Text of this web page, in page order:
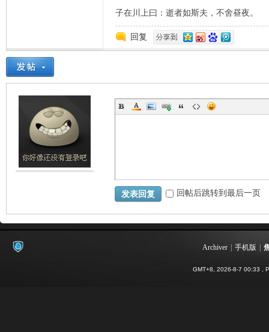
子在川上曰：逝者如斯夫，不舍昼夜。
回复
发表回复 回帖后跳转到最后一页
Archiver | 手机版 |
GMT+8, 2026-8-7 00:33 ,